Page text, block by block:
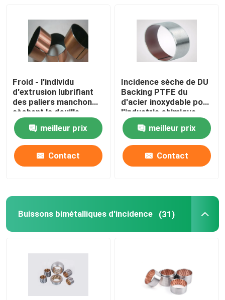
Incidence de plaine de métallurgie des poudres
pièces d'amortisseur
Pièces de pompe à engrenages
Froid - l'individu
d'extrusion lubrifiant
des paliers manchon
sèchent la douille
baguant SF-1P
meilleur prix
Contact
Incidence sèche de DU
Backing PTFE du
d'acier inoxydable pour
l'industrie chimique
meilleur prix
Contact
Buissons bimétalliques d'incidence (31)